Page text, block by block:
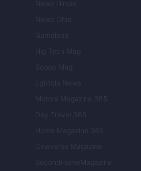
Newz Illinois
Newz Ohio
Gameland
Hig Tech Mag
Scoop Mag
Lgbtqia News
Motors Magazine 365
Day Travel 365
Home Magazine 365
Cineverse Magazine
SecondHomeMagazine